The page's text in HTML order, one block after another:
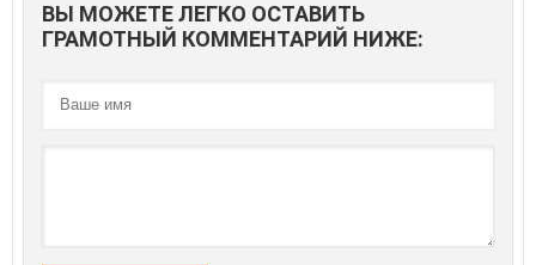
ВЫ МОЖЕТЕ ЛЕГКО ОСТАВИТЬ
ГРАМОТНЫЙ КОММЕНТАРИЙ НИЖЕ: